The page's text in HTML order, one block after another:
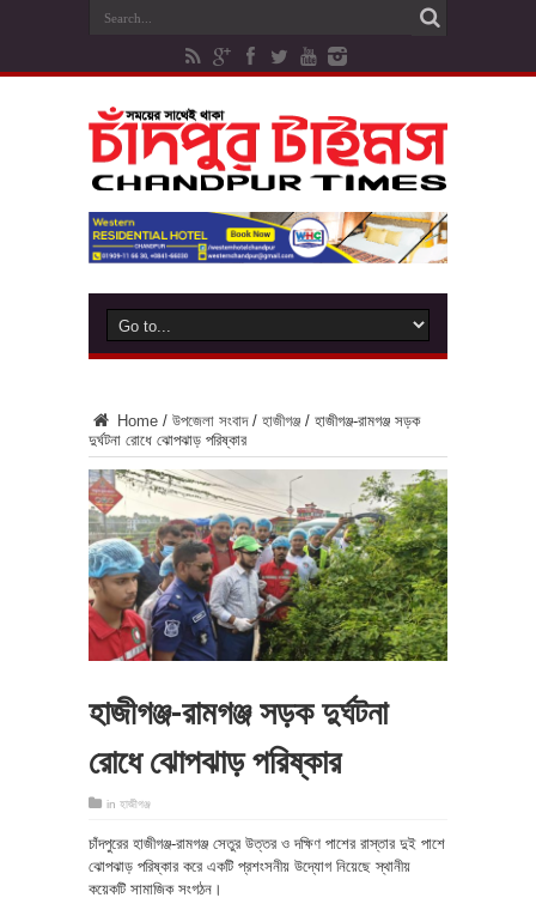
Home / উপজেলা সংবাদ / হাজীগঞ্জ / হাজীগঞ্জ-রামগঞ্জ সড়ক
দুর্ঘটনা রোধে ঝোপঝাড় পরিষ্কার
হাজীগঞ্জ-রামগঞ্জ সড়ক দুর্ঘটনা
রোধে ঝোপঝাড় পরিষ্কার
in হাজীগঞ্জ
চাঁদপুরের হাজীগঞ্জ-রামগঞ্জ সেতুর উত্তর ও দক্ষিণ পাশের রাস্তার দুই পাশে
ঝোপঝাড় পরিষ্কার করে একটি প্রশংসনীয় উদ্যোগ নিয়েছে স্থানীয়
কয়েকটি সামাজিক সংগঠন।